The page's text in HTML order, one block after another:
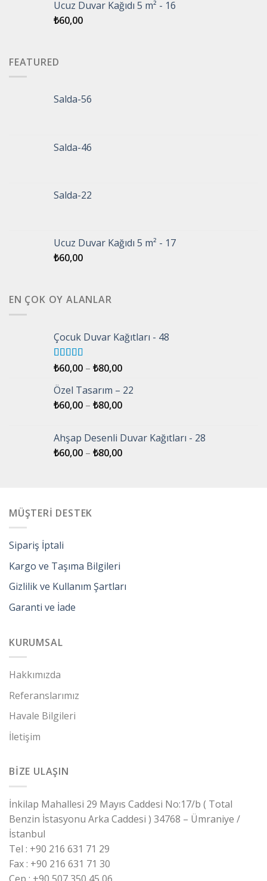
Ucuz Duvar Kağıdı 5 m² - 16
₺60,00
FEATURED
Salda-56
Salda-46
Salda-22
Ucuz Duvar Kağıdı 5 m² - 17
₺60,00
EN ÇOK OY ALANLAR
Çocuk Duvar Kağıtları - 48
5 üzerinden
5.00oy aldı
₺60,00 – ₺80,00
Özel Tasarım – 22
₺60,00 – ₺80,00
Ahşap Desenli Duvar Kağıtları - 28
₺60,00 – ₺80,00
MÜŞTERİ DESTEK
Sipariş İptali
Kargo ve Taşıma Bilgileri
Gizlilik ve Kullanım Şartları
Garanti ve İade
KURUMSAL
Hakkımızda
Referanslarımız
Havale Bilgileri
İletişim
BİZE ULAŞIN
İnkilap Mahallesi 29 Mayıs Caddesi No:17/b ( Total
Benzin İstasyonu Arka Caddesi ) 34768 – Ümraniye /
İstanbul
Tel : +90 216 631 71 29
Fax : +90 216 631 71 30